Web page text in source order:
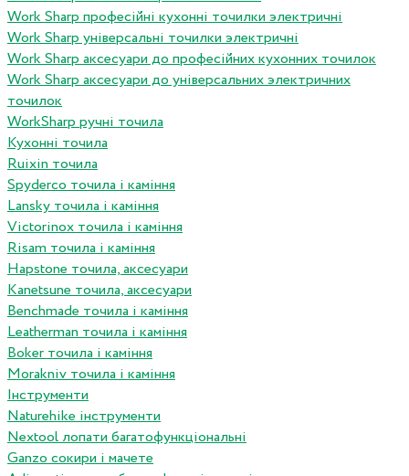
Work Sharp професiйнi кухоннi точилки электричнi
Work Sharp унiверсальнi точилки электричнi
Work Sharp аксесуари до професiйних кухонних точилок
Work Sharp аксесуари до унiверсальних электричних
точилок
WorkSharp ручні точила
Кухонні точила
Ruixin точила
Spyderco точила і каміння
Lansky точила і каміння
Victorinox точила і каміння
Risam точила і каміння
Hapstone точила, аксесуари
Kanetsune точила, аксесуари
Benchmade точила і каміння
Leatherman точила і каміння
Boker точила і каміння
Morakniv точила і каміння
Інструменти
Naturehike інструменти
Nextool лопати багатофункціональні
Ganzo сокири і мачете